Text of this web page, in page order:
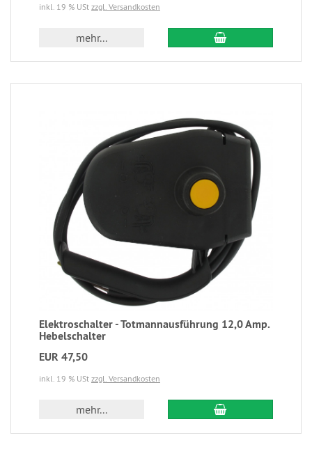
inkl. 19 % USt zzgl. Versandkosten
mehr...
Elektroschalter - Totmannausführung 12,0 Amp.
Hebelschalter
EUR 47,50
inkl. 19 % USt zzgl. Versandkosten
mehr...